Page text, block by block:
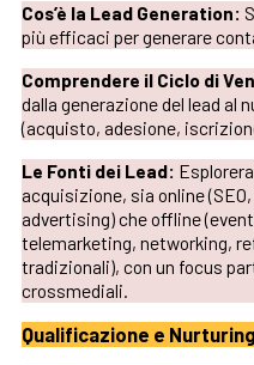
Cos’è la Lead Generation:
più efficaci per generare
Comprendere il Ciclo di
dalla generazione del lead al
(acquisto, adesione,
Le Fonti dei Lead:
acquisizione, sia online
advertising) che offline
telemarketing, networking,
tradizionali), con un focus
crossmediali.
Qualificazione e